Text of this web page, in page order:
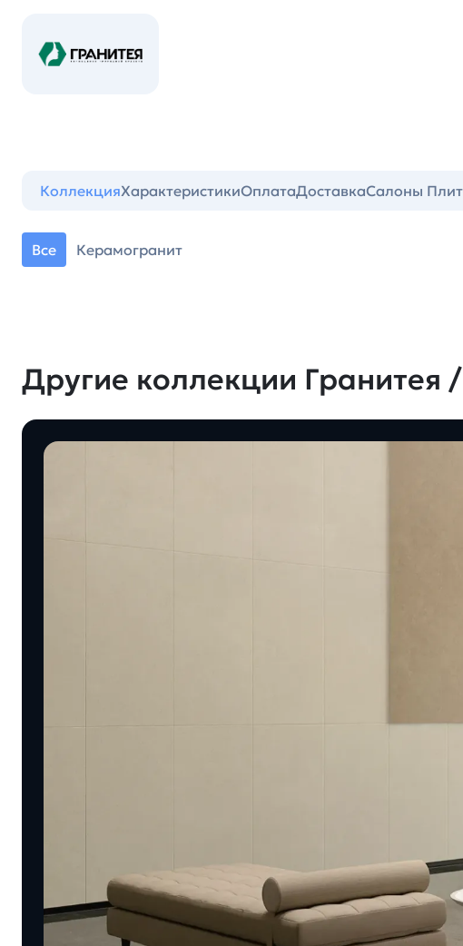
КоллекцияХарактеристикиОплатаДоставкаСалоны
Все Керамогранит
Другие коллекции Гранитея